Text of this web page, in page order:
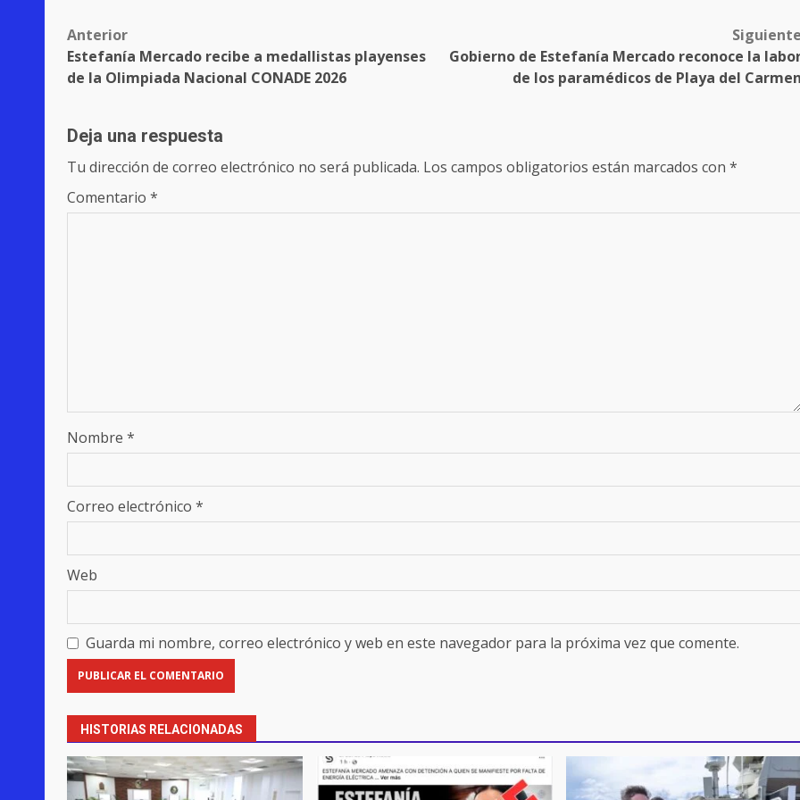
Post
navigation
Anterior
Estefanía Mercado recibe a medallistas playenses
de la Olimpiada Nacional CONADE 2026
Siguiente
Gobierno de Estefanía Mercado reconoce la
de los paramédicos de Playa del Carmen
Deja una respuesta
Tu dirección de correo electrónico no será publicada. Los campos obligatorios están marcados con *
Comentario *
Nombre *
Correo electrónico *
Web
Guarda mi nombre, correo electrónico y web en este navegador para la próxima vez que comente.
HISTORIAS RELACIONADAS